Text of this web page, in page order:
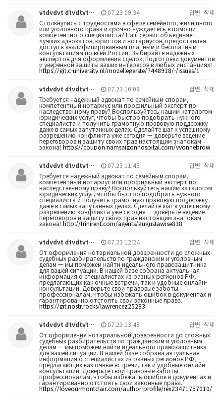
vtdvdvt dtvdtvt… 07.23 09:34 답변 삭제
Столкнулись с трудностями в сфере семейного, жилищного
или уголовного права и срочно нуждаетесь в помощи
компетентного специалиста? Наш сервис объединяет
лучших адвокатов, юристов и нотариусов, предоставляя
доступ к квалифицированным платным и бесплатным
консультациям по всей России. Выбирайте надежных
экспертов для оформления сделок, подготовки документов
и уверенной защиты ваших интересов в любых инстанциях!
https://git.c-university.nl/mozellegerste/7448918/-/issues/1
vtdvdvt dtvdtvt… 07.23 10:08 답변 삭제
Требуется надежный адвокат по семейным спорам,
компетентный нотариус или профильный эксперт по
наследственному праву? Воспользуйтесь нашим каталогом
юридических услуг, чтобы быстро подобрать нужного
специалиста и получить грамотную правовую поддержку
даже в самых запутанных делах. Сделайте шаг к успешному
разрешению конфликта уже сегодня — доверьте ведение
переговоров и защиту своих прав настоящим знатокам
закона! https://coupon.namsaigonhospital.com/yvonnebrow
vtdvdvt dtvdtvt… 07.23 11:45 답변 삭제
Требуется надежный адвокат по семейным спорам,
компетентный нотариус или профильный эксперт по
наследственному праву? Воспользуйтесь нашим каталогом
юридических услуг, чтобы быстро подобрать нужного
специалиста и получить грамотную правовую поддержку
даже в самых запутанных делах. Сделайте шаг к успешному
разрешению конфликта уже сегодня — доверьте ведение
переговоров и защиту своих прав настоящим знатокам
закона! http://trinirent.com/agents/augustawise838
vtdvdvt dtvdtvt… 07.23 12:24 답변 삭제
От оформления нотариальной доверенности до сложных
судебных разбирательств по гражданским и уголовным
делам — мы поможем найти идеального правозащитника
для вашей ситуации. В нашей базе собрана актуальная
информация о специалистах из разных регионов РФ,
предлагающих как очные встречи, так и удобные онлайн-
консультации. Доверьте свои правовые заботы
профессионалам, чтобы избежать ошибок в документах и
гарантированно отстоять свои законные права.
https://git.nostr.rocks/lawrencez25283
vtdvdvt dtvdtvt… 07.23 13:48 답변 삭제
От оформления нотариальной доверенности до сложных
судебных разбирательств по гражданским и уголовным
делам — мы поможем найти идеального правозащитника
для вашей ситуации. В нашей базе собрана актуальная
информация о специалистах из разных регионов РФ,
предлагающих как очные встречи, так и удобные онлайн-
консультации. Доверьте свои правовые заботы
профессионалам, чтобы избежать ошибок в документах и
гарантированно отстоять свои законные права.
https://loveourmontclair.com/author-profile/rex23471757010/